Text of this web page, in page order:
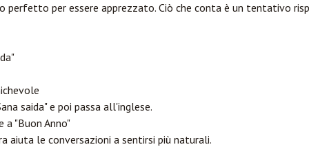
perfetto per essere apprezzato. Ciò che conta è un tentativo
saida" e poi passa all'inglese.
a "Buon Anno"
aiuta le conversazioni a sentirsi più naturali.